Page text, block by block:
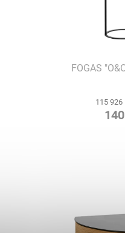
FOGAS
115